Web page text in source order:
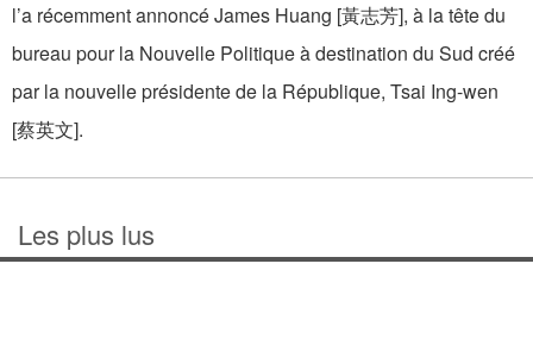
l’a récemment annoncé James Huang [黃志芳], à la tête du
bureau pour la Nouvelle Politique à destination du Sud créé
par la nouvelle présidente de la République, Tsai Ing-wen
[蔡英文].
Les plus lus